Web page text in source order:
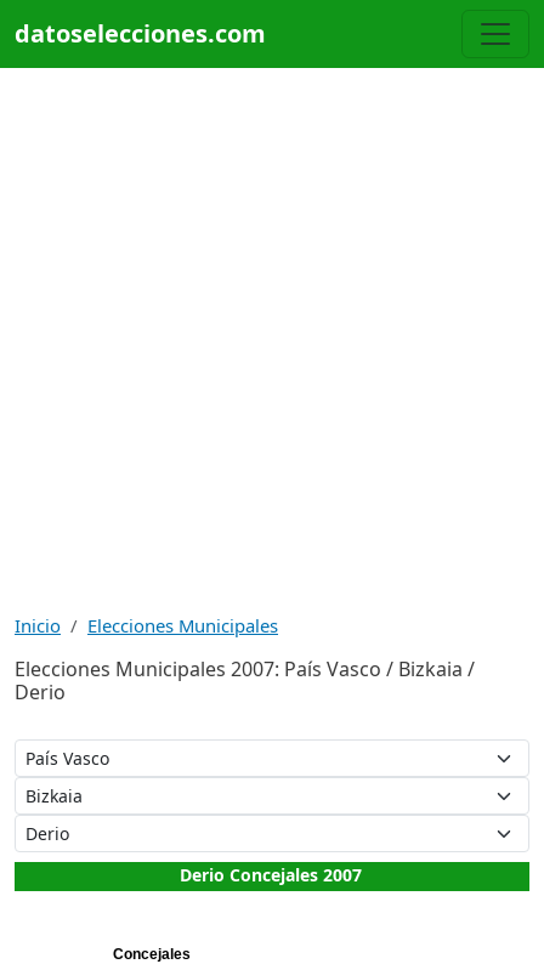
datoselecciones.com
Inicio Elecciones Municipales
Elecciones Municipales 2007: País Vasco / Bizkaia /
Derio
Derio Concejales 2007
Concejales